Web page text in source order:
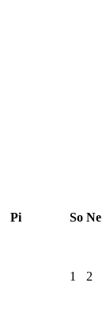
Pi So Ne
1 2